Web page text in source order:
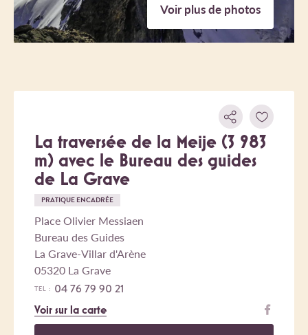
Voir plus de photos
La traversée de la Meije (3 983
m) avec le Bureau des guides
de La Grave
PRATIQUE ENCADRÉE
Place Olivier Messiaen
Bureau des Guides
La Grave-Villar d'Arène
05320 La Grave
TEL : 04 76 79 90 21
Voir sur la carte